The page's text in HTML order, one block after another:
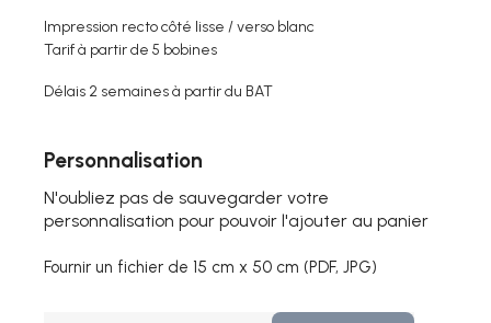
Impression recto côté lisse / verso blanc
Tarif à partir de 5 bobines
Délais 2 semaines à partir du BAT
Personnalisation
N'oubliez pas de sauvegarder votre
personnalisation pour pouvoir l'ajouter au panier
Fournir un fichier de 15 cm x 50 cm (PDF, JPG)